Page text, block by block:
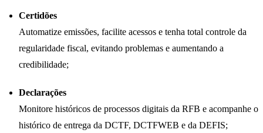
Certidões
Automatize emissões, facilite acessos e tenha total controle da
regularidade fiscal, evitando problemas e aumentando a
credibilidade;
Declarações
Monitore históricos de processos digitais da RFB e acompanhe o
histórico de entrega da DCTF, DCTFWEB e da DEFIS;